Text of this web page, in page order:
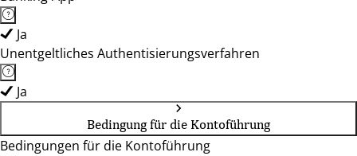
Ja
Unentgeltliches Authentisierungsverfahren
Ja
Bedingung für die Kontoführung
Bedingungen für die Kontoführung